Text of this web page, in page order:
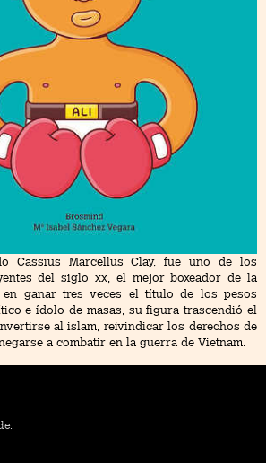
Cassius Marcellus Clay, fue uno de los
del siglo xx, el mejor boxeador de la
ganar tres veces el título de los pesos
e ídolo de masas, su figura trascendió el
al islam, reivindicar los derechos de
a combatir en la guerra de Vietnam.